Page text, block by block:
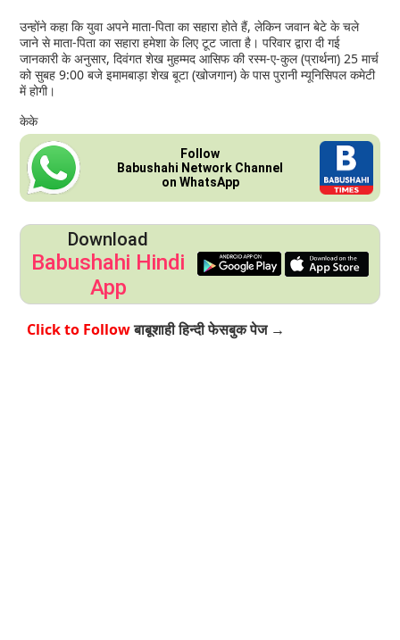
उन्होंने कहा कि युवा अपने माता-पिता का सहारा होते हैं, लेकिन जवान बेटे के चले
जाने से माता-पिता का सहारा हमेशा के लिए टूट जाता है। परिवार द्वारा दी गई
जानकारी के अनुसार, दिवंगत शेख मुहम्मद आसिफ की रस्म-ए-कुल (प्रार्थना) 25 मार्च
को सुबह 9:00 बजे इमामबाड़ा शेख बूटा (खोजगान) के पास पुरानी म्यूनिसिपल कमेटी
में होगी।
केके
Follow
Babushahi Network Channel
on WhatsApp
Download
Babushahi Hindi
App
Click to Followबाबूशाही हिन्दी फेसबुक पेज →